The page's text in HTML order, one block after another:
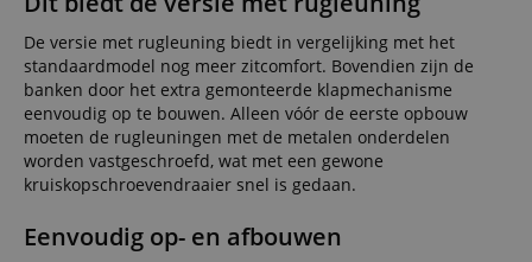
De versie met rugleuning biedt in vergelijking met het
standaardmodel nog meer zitcomfort. Bovendien zijn de
banken door het extra gemonteerde klapmechanisme
eenvoudig op te bouwen. Alleen vóór de eerste opbouw
moeten de rugleuningen met de metalen onderdelen
worden vastgeschroefd, wat met een gewone
kruiskopschroevendraaier snel is gedaan.
Eenvoudig op- en afbouwen